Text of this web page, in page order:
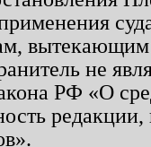
вытекающим
не
РФ «О